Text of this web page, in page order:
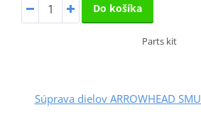
Do košíka
Parts kit
Súprava dielov ARROWHEAD